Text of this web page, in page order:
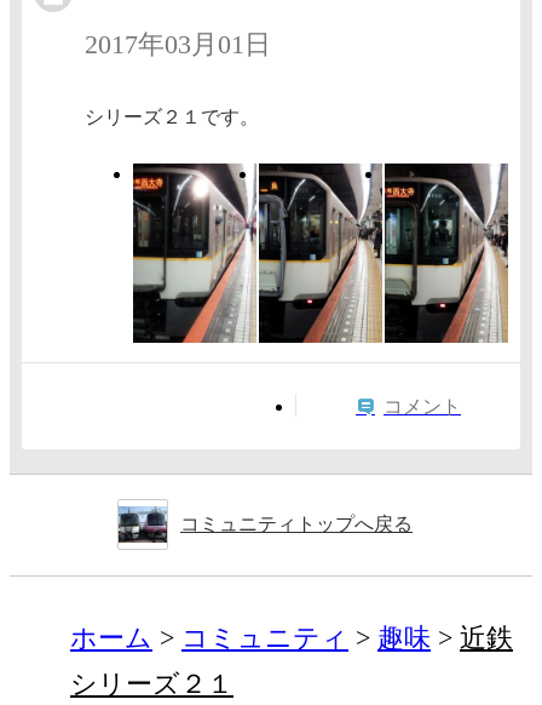
2017年03月01日
シリーズ２１です。
コメント
コミュニティトップへ戻る
ホーム コミュニティ 趣味
近鉄
シリーズ２１